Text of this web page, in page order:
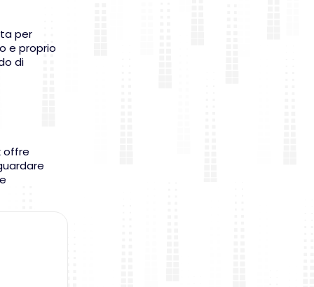
per
e proprio
di
offre